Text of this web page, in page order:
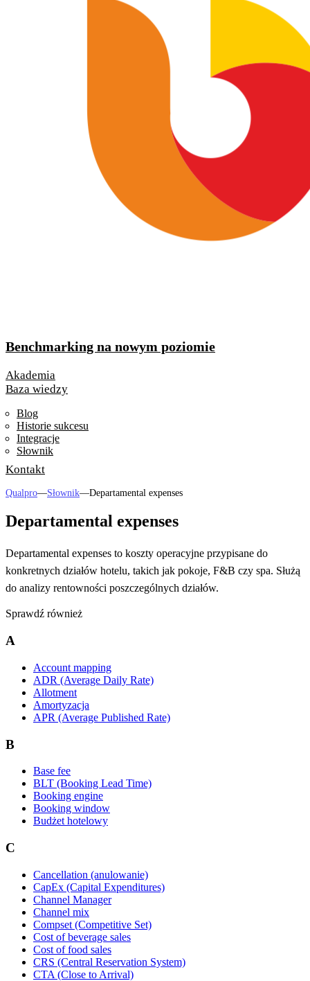
Benchmarking na nowym poziomie
Akademia
Baza wiedzy
Blog
Historie sukcesu
Integracje
Słownik
Kontakt
Qualpro—Słownik—Departamental expenses
Departamental expenses
Departamental expenses to koszty operacyjne przypisane do
konkretnych działów hotelu, takich jak pokoje, F&B czy spa. Służą
do analizy rentowności poszczególnych działów.
Sprawdź również
A
Account mapping
ADR (Average Daily Rate)
Allotment
Amortyzacja
APR (Average Published Rate)
B
Base fee
BLT (Booking Lead Time)
Booking engine
Booking window
Budżet hotelowy
C
Cancellation (anulowanie)
CapEx (Capital Expenditures)
Channel Manager
Channel mix
Compset (Competitive Set)
Cost of beverage sales
Cost of food sales
CRS (Central Reservation System)
CTA (Close to Arrival)